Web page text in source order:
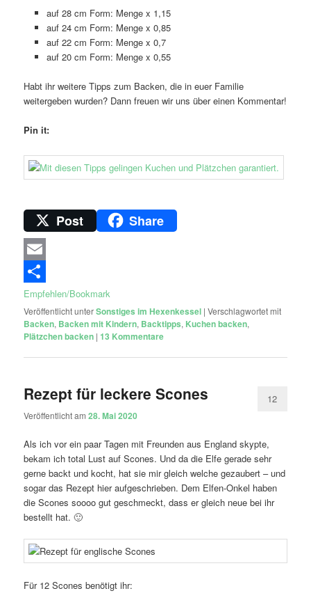
auf 28 cm Form: Menge x 1,15
auf 24 cm Form: Menge x 0,85
auf 22 cm Form: Menge x 0,7
auf 20 cm Form: Menge x 0,55
Habt ihr weitere Tipps zum Backen, die in euer Familie
weitergeben wurden? Dann freuen wir uns über einen Kommentar!
Pin it:
Post Share
Email
Empfehlen/Bookmark
Veröffentlicht unterSonstiges im Hexenkessel |Verschlagwortet mit
Backen, Backen mit Kindern, Backtipps, Kuchen backen,
Plätzchen backen |13 Kommentare
Rezept für leckere Scones
Veröffentlicht am28. Mai 2020
12
Als ich vor ein paar Tagen mit Freunden aus England skypte,
bekam ich total Lust auf Scones. Und da die Elfe gerade sehr
gerne backt und kocht, hat sie mir gleich welche gezaubert – und
sogar das Rezept hier aufgeschrieben. Dem Elfen-Onkel haben
die Scones soooo gut geschmeckt, dass er gleich neue bei ihr
bestellt hat. 🙂
Für 12 Scones benötigt ihr: